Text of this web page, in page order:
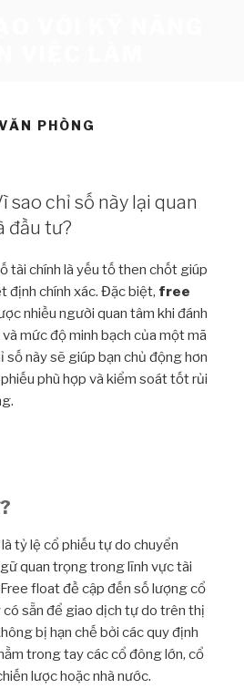
PHÒNG
sao chỉ số này lại quan
đầu tư?
tài chính là yếu tố then chốt giúp
định chính xác. Đặc biệt, free
nhiều người quan tâm khi đánh
mức độ minh bạch của một mã
số này sẽ giúp bạn chủ động hơn
phù hợp và kiểm soát tốt rủi
tỷ lệ cổ phiếu tự do chuyển
quan trọng trong lĩnh vực tài
float đề cập đến số lượng cổ
sẵn để giao dịch tự do trên thị
bị hạn chế bởi các quy định
trong tay các cổ đông lớn, cổ
lược hoặc nhà nước.